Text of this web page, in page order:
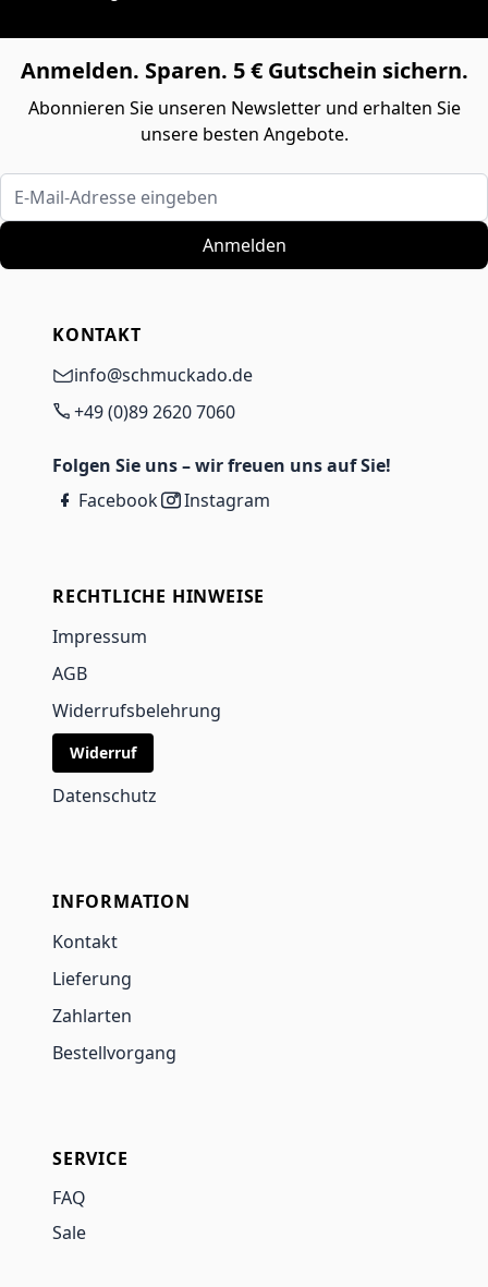
Anmelden. Sparen. 5 € Gutschein sichern.
Abonnieren Sie unseren Newsletter und erhalten Sie
unsere besten Angebote.
E-Mail-Adresse eingeben
Anmelden
KONTAKT
info@schmuckado.de
+49 (0)89 2620 7060
Folgen Sie uns – wir freuen uns auf Sie!
Facebook
Instagram
RECHTLICHE HINWEISE
Impressum
AGB
Widerrufsbelehrung
Widerruf
Datenschutz
INFORMATION
Kontakt
Lieferung
Zahlarten
Bestellvorgang
SERVICE
FAQ
Sale